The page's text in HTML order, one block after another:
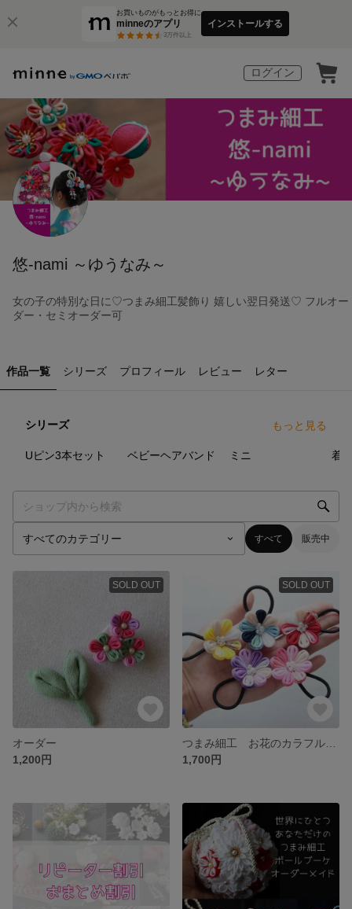
お買いものがもっとお得に
minneのアプリ
3万件以上
インストールする
ログイン
悠-nami ～ゆうなみ～
女の子の特別な日に♡つまみ細工髪飾り 嬉しい翌日発送♡ フルオー
ダー・セミオーダー可
作品一覧 シリーズ プロフィール レビュー レター
シリーズ もっと見る
Uピン3本セット ベビーヘアバンド ミニ 着
すべて 販売中
SOLD OUT
オーダー
1,200円
SOLD OUT
1,700円